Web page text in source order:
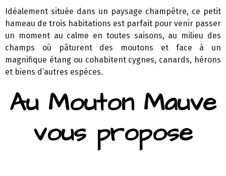
Idéalement située dans un paysage champêtre, ce petit
hameau de trois habitations est parfait pour venir passer
un moment au calme en toutes saisons, au milieu des
champs où pâturent des moutons et face à un
magnifique étang ou cohabitent cygnes, canards, hérons
et biens d’autres espèces.
Au Mouton Mauve
vous propose